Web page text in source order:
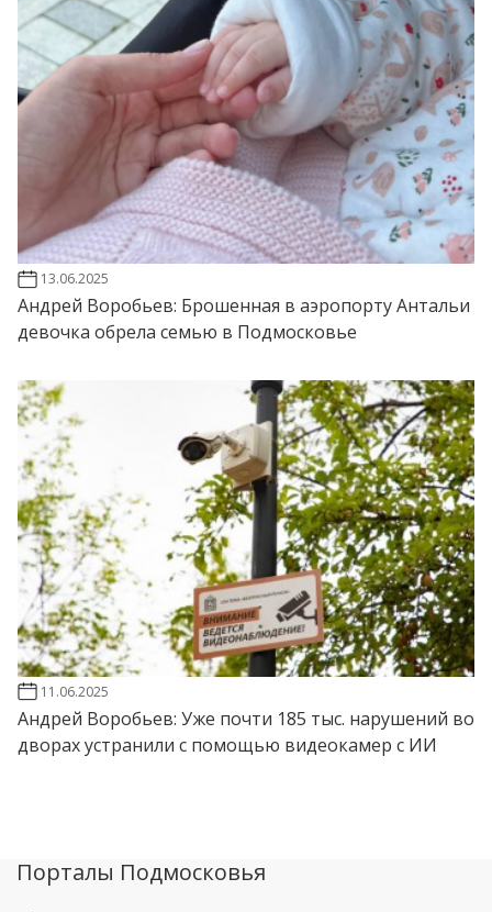
13.06.2025
Андрей Воробьев: Брошенная в аэропорту Антальи
девочка обрела семью в Подмосковье
11.06.2025
Андрей Воробьев: Уже почти 185 тыс. нарушений во
дворах устранили с помощью видеокамер с ИИ
Порталы Подмосковья